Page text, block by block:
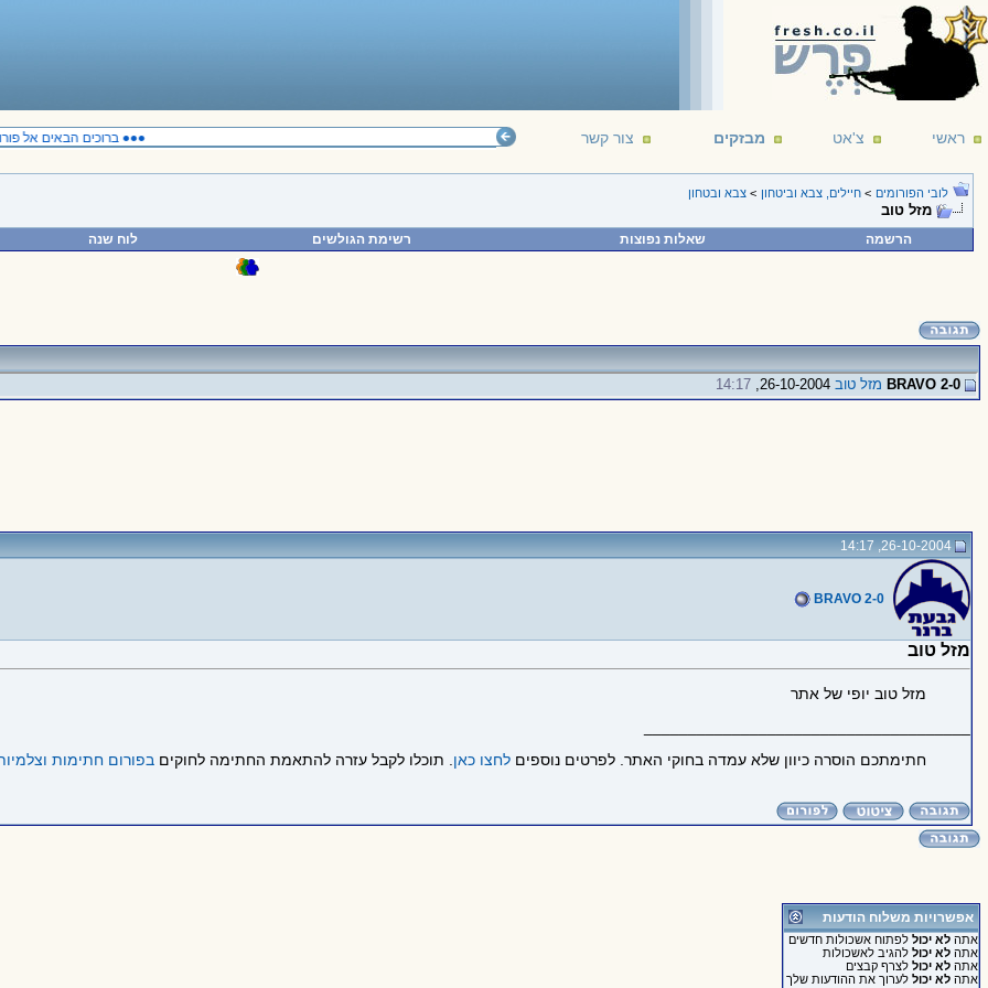
ראשי צ'אט מבזקים צור קשר ●●● ברוכים הבאים אל
לובי הפורומים > חיילים, צבא וביטחון > צבא ובטחון
מזל טוב
הרשמה שאלות נפוצות רשימת הגולשים לוח שנה
BRAVO 2-0 מזל טוב26-10-2004,
14:17
26-10-2004, 14:17
BRAVO 2-0
מזל טוב
מזל טוב יופי של אתר
חתימתכם הוסרה כיוון שלא עמדה בחוקי האתר. לפרטים נוספים לחצו כאן . תוכלו לקבל עזרה להתאמת החתימה לחוקים בפורום חתימות
אפשרויות משלוח הודעות
אתה לא יכוללפתוח אשכולות חדשים
אתה לא יכוללהגיב לאשכולות
אתה לא יכוללצרף קבצים
אתה לא יכוללערוך את ההודעות שלך